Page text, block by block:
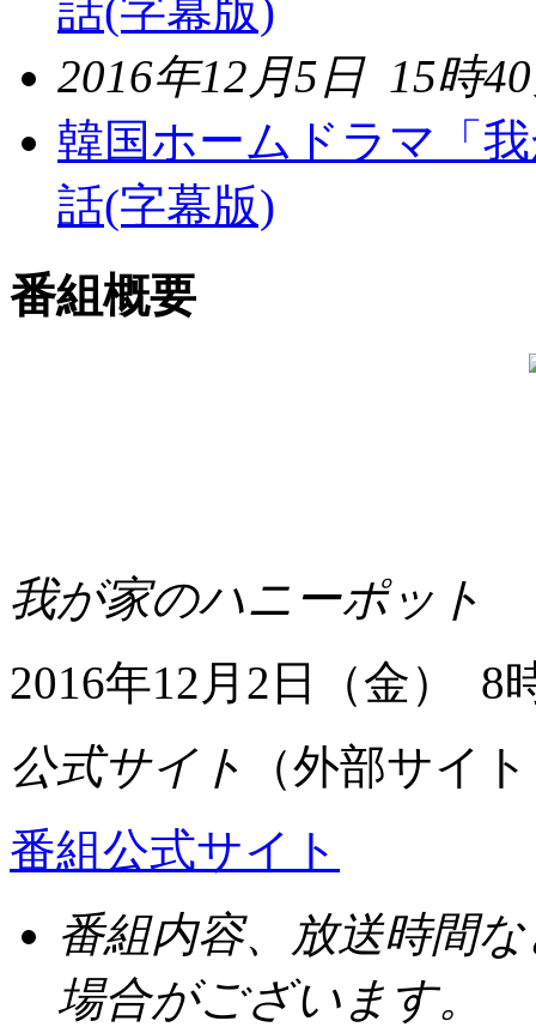
話(字幕版)
2016年12月5日 15時
韓国ホームドラマ「
話(字幕版)
番組概要
我が家のハニーポット
2016年12月2日（金） 8
公式サイト
（外部サイ
番組公式サイト
番組内容、放送時間
場合がございます。